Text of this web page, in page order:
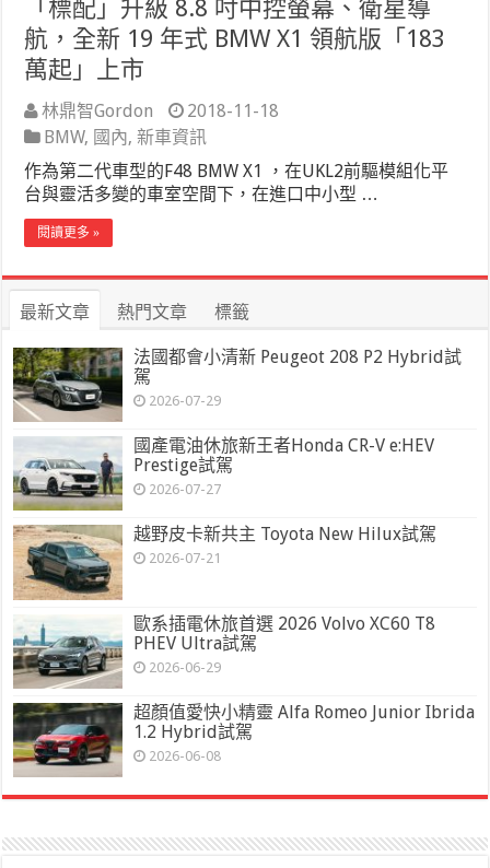
「標配」升級 8.8 吋中控螢幕、衛星導
航，全新 19 年式 BMW X1 領航版「183
萬起」上市
林鼎智Gordon
2018-11-18
BMW, 國內,新車資訊
作為第二代車型的F48 BMW X1 ，在UKL2前驅模組化平
台與靈活多變的車室空間下，在進口中小型 …
閱讀更多 »
最新文章 熱門文章 標籤
法國都會小清新 Peugeot 208 P2 Hybrid試
駕
2026-07-29
國產電油休旅新王者Honda CR-V e:HEV
Prestige試駕
2026-07-27
越野皮卡新共主 Toyota New Hilux試駕
2026-07-21
歐系插電休旅首選 2026 Volvo XC60 T8
PHEV Ultra試駕
2026-06-29
超顏值愛快小精靈 Alfa Romeo Junior Ibrida
1.2 Hybrid試駕
2026-06-08